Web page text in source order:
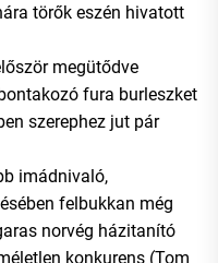
törők eszén hivatott
megütődve
fura burleszket
szerephez jut pár
imádnivaló,
felbukkan még
norvég házitanító
konkurens (Tom